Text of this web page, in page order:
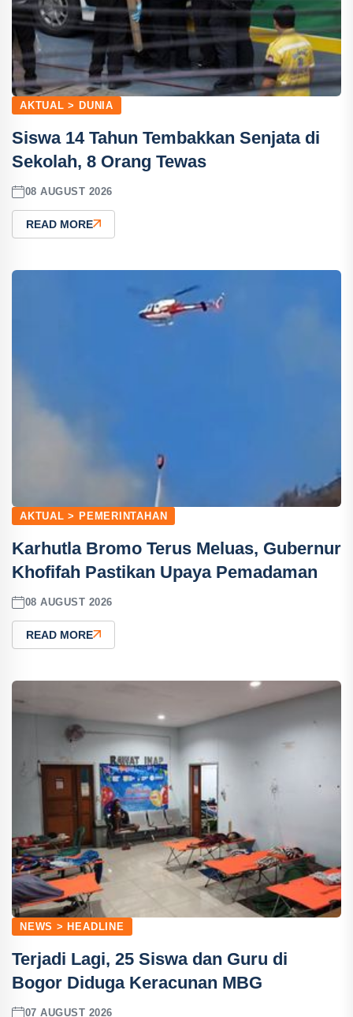
AKTUAL > DUNIA
Siswa 14 Tahun Tembakkan Senjata di
Sekolah, 8 Orang Tewas
08 AUGUST 2026
READ MORE
AKTUAL > PEMERINTAHAN
Karhutla Bromo Terus Meluas, Gubernur
Khofifah Pastikan Upaya Pemadaman
08 AUGUST 2026
READ MORE
NEWS > HEADLINE
Terjadi Lagi, 25 Siswa dan Guru di
Bogor Diduga Keracunan MBG
07 AUGUST 2026